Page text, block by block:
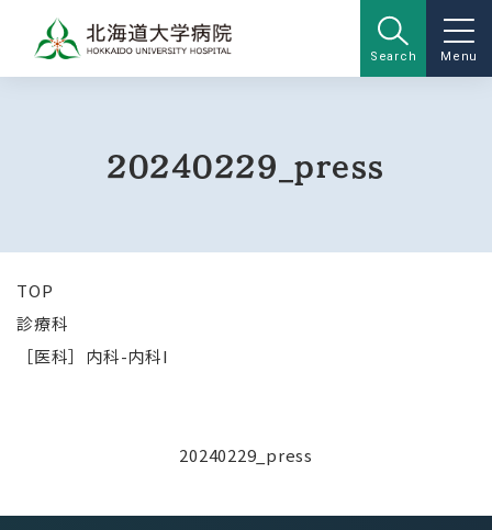
Search Menu
20240229_press
TOP
診療科
［医科］内科-内科I
20240229_press